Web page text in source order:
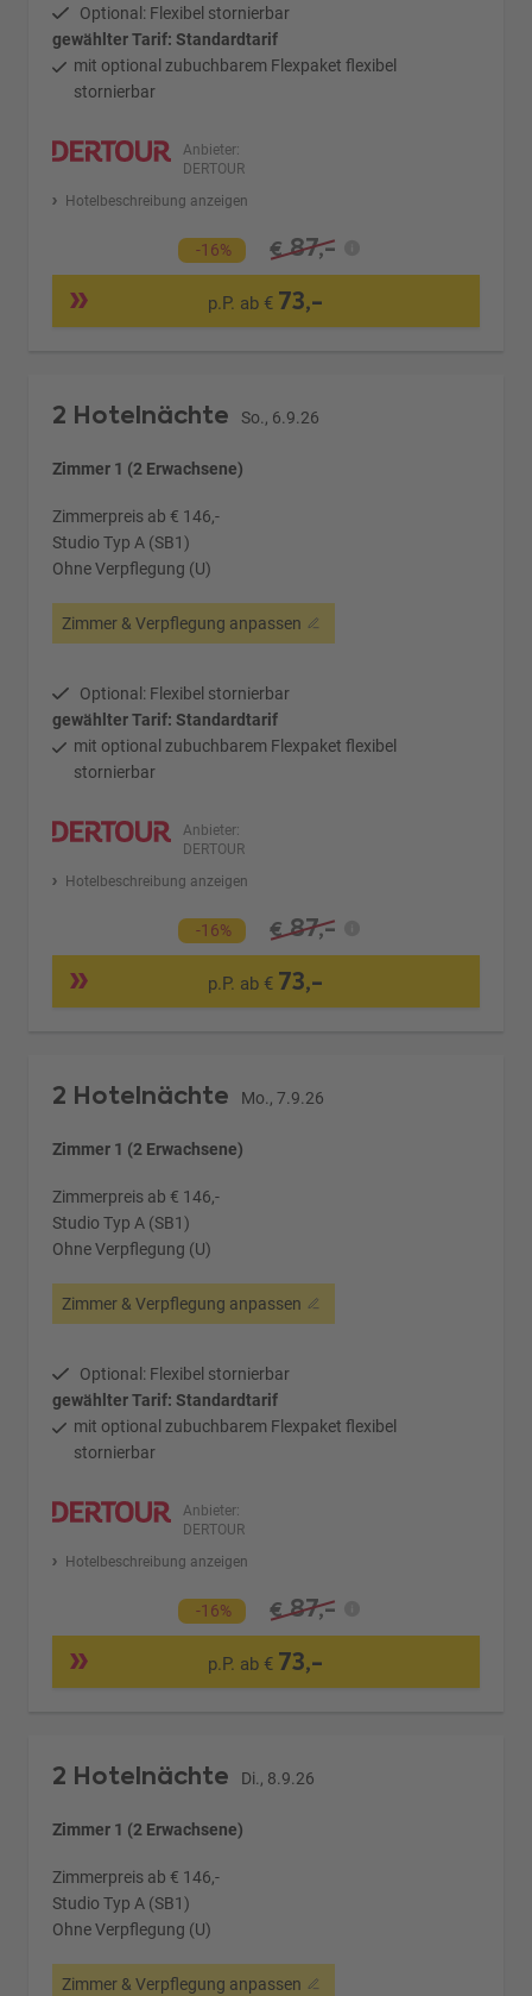
Optional: Flexibel stornierbar
gewählter Tarif: Standardtarif
mit optional zubuchbarem Flexpaket flexibel
stornierbar
Anbieter:
DERTOUR
Hotelbeschreibung anzeigen
-16% € 87,-
p.P. ab € 73,-
2 Hotelnächte So., 6.9.26
Zimmer 1 (2 Erwachsene)
Zimmerpreis ab € 146,-
Studio Typ A (SB1)
Ohne Verpflegung (U)
Zimmer & Verpflegung anpassen
Optional: Flexibel stornierbar
gewählter Tarif: Standardtarif
mit optional zubuchbarem Flexpaket flexibel
stornierbar
Anbieter:
DERTOUR
Hotelbeschreibung anzeigen
-16% € 87,-
p.P. ab € 73,-
2 Hotelnächte Mo., 7.9.26
Zimmer 1 (2 Erwachsene)
Zimmerpreis ab € 146,-
Studio Typ A (SB1)
Ohne Verpflegung (U)
Zimmer & Verpflegung anpassen
Optional: Flexibel stornierbar
gewählter Tarif: Standardtarif
mit optional zubuchbarem Flexpaket flexibel
stornierbar
Anbieter:
DERTOUR
Hotelbeschreibung anzeigen
-16% € 87,-
p.P. ab € 73,-
2 Hotelnächte Di., 8.9.26
Zimmer 1 (2 Erwachsene)
Zimmerpreis ab € 146,-
Studio Typ A (SB1)
Ohne Verpflegung (U)
Zimmer & Verpflegung anpassen